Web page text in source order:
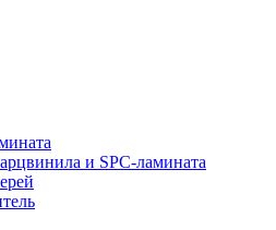
и SPC-ламината